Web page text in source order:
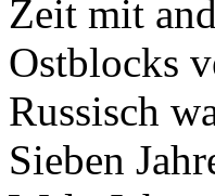
Zeit mit
Ostblocks
Russisch
Sieben